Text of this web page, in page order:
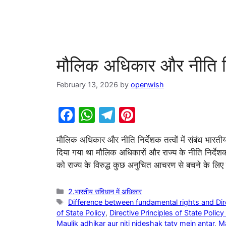
मौलिक अधिकार और नीति
February 13, 2026 by openwish
F
c
e
o
o
W
at
s
p
p
T
el
e
gr
m
nt
er
e
मौलिक अधिकार और नीति निर्देशक तत्वों में संबंध
दिया गया था मौलिक अधिकारों और राज्य के नीति
को राज्य के विरुद्ध कुछ अनुचित आचरण से बचने के लिए
Categories
2.भारतीय संविधान में अधिकार
Tags
Difference between fundamental rights and
of State Policy, Directive Principles of State Policy
Maulik adhikar aur niti nideshak tatv mein antar,